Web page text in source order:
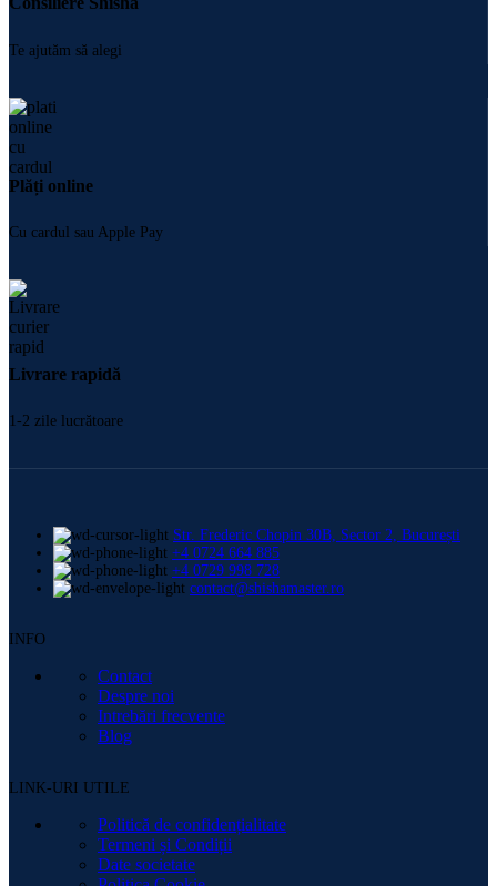
Te ajutăm să alegi
Plăți online
Cu cardul sau Apple Pay
Livrare rapidă
1-2 zile lucrătoare
Str. Frederic Chopin 30B, Sector 2, București
+4 0724 664 885
+4 0729 998 728
contact@shishamaster.ro
INFO
Contact
Despre noi
Intrebări frecvente
Blog
LINK-URI UTILE
Politică de confidențialitate
Termeni și Condiții
Date societate